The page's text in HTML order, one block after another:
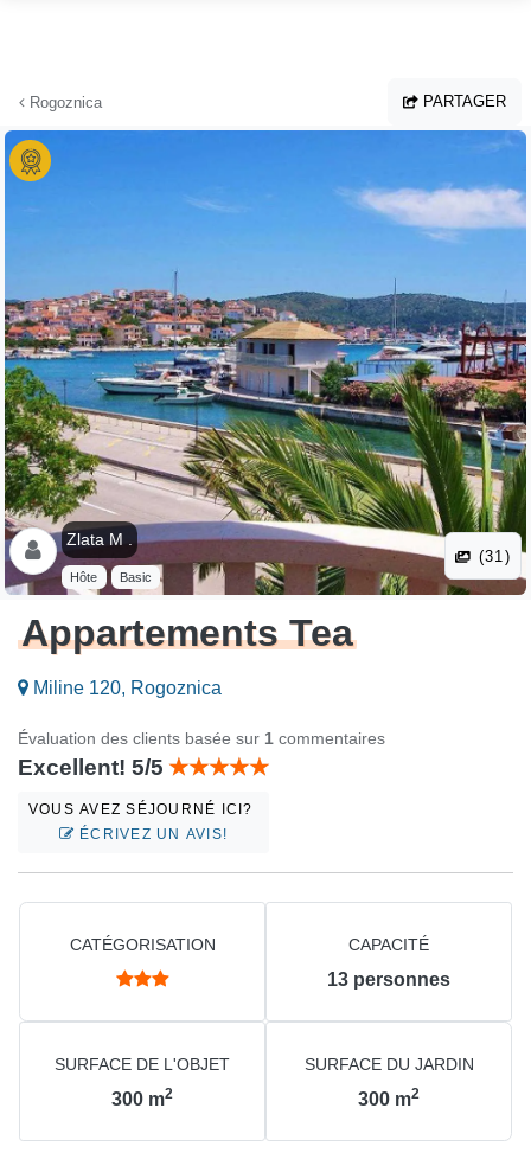
Rogoznica PARTAGER
Zlata M .
Hôte Basic
(31)
Appartements Tea
Miline 120, Rogoznica
Évaluation des clients basée sur 1 commentaires
Excellent! 5/5
VOUS AVEZ SÉJOURNÉ ICI?
ÉCRIVEZ UN AVIS!
CATÉGORISATION CAPACITÉ
13 personnes
SURFACE DE L'OBJET
300 m2
SURFACE DU JARDIN
300 m2